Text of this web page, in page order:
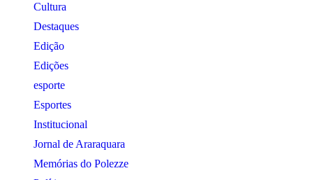
Cultura
Destaques
Edição
Edições
esporte
Esportes
Institucional
Jornal de Araraquara
Memórias do Polezze